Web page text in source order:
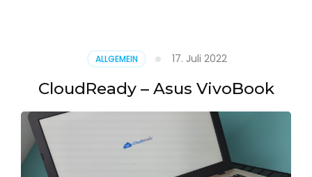
Jahressicherung
ALLGEMEIN 17. Juli 2022
CloudReady – Asus VivoBook